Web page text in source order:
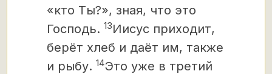
«кто Ты?», зная, что это
Господь. 13Иисус приходит,
берёт хлеб и даёт им, также
и рыбу. 14Это уже в третий